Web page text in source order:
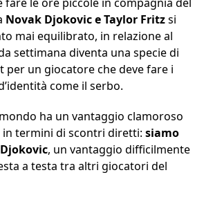
Novak Djokovic e Taylor Fritzsi
mai equilibrato, in relazione al
settimana diventa una specie di
per un giocatore che deve fare i
come il serbo.
mondo ha un vantaggio clamoroso
in termini di scontri diretti: siamo
, un vantaggio difficilmente
a testa tra altri giocatori del